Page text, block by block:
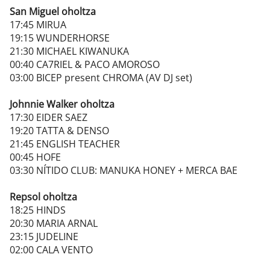
San Miguel oholtza
17:45 MIRUA
19:15 WUNDERHORSE
21:30 MICHAEL KIWANUKA
00:40 CA7RIEL & PACO AMOROSO
03:00 BICEP present CHROMA (AV DJ set)
Johnnie Walker oholtza
17:30 EIDER SAEZ
19:20 TATTA & DENSO
21:45 ENGLISH TEACHER
00:45 HOFE
03:30 NÍTIDO CLUB: MANUKA HONEY + MERCA BAE
Repsol oholtza
18:25 HINDS
20:30 MARIA ARNAL
23:15 JUDELINE
02:00 CALA VENTO